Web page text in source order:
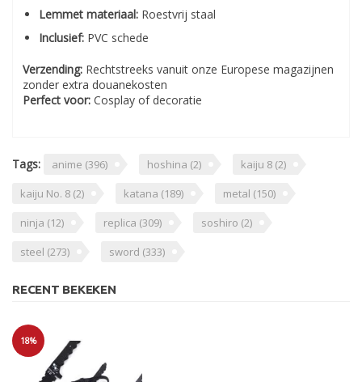
Lemmet materiaal: Roestvrij staal
Inclusief: PVC schede
Verzending: Rechtstreeks vanuit onze Europese magazijnen
zonder extra douanekosten
Perfect voor: Cosplay of decoratie
Tags: anime (396) hoshina (2) kaiju 8 (2)
kaiju No. 8 (2) katana (189) metal (150)
ninja (12) replica (309) soshiro (2)
steel (273) sword (333)
RECENT BEKEKEN
18%